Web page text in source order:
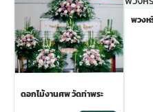
ดอกไม้งานศพ วัดท่าพระ
พวงห